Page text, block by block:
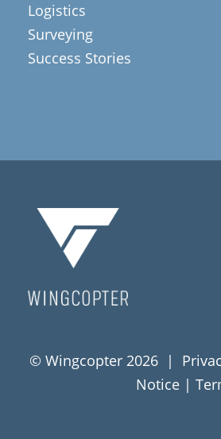
Logistics
Surveying
Success Stories
© Wingcopter 2026 |
Notice |